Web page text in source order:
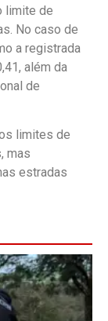
limite de
No caso de
a registrada
além da
de
limites de
mas
estradas